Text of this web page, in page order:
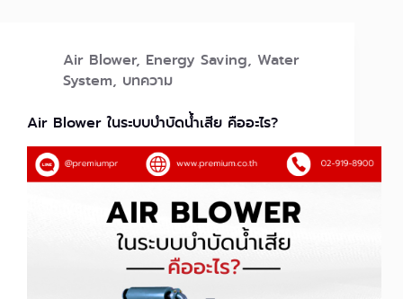
Air Blower, Energy Saving, Water
System, บทความ
Air Blower ในระบบบำบัดน้ำเสีย คืออะไร?